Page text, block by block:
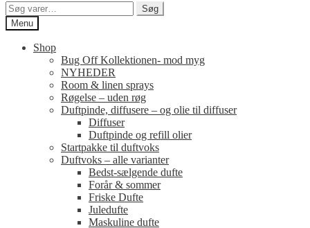
Søg
efter:
Søg
Menu
Shop
Bug Off Kollektionen- mod myg
NYHEDER
Room & linen sprays
Røgelse – uden røg
Duftpinde, diffusere – og olie til diffuser
Diffuser
Duftpinde og refill olier
Startpakke til duftvoks
Duftvoks – alle varianter
Bedst-sælgende dufte
Forår & sommer
Friske Dufte
Juledufte
Maskuline dufte